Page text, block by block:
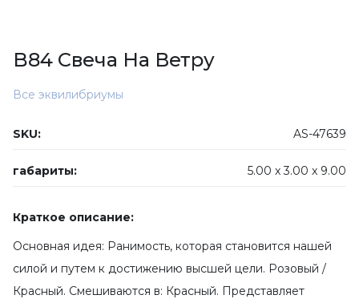
B84 Свеча На Ветру
Все эквилибриумы
SKU: AS-47639
габариты: 5.00 x3.00 x 9.00
Краткое описание:
Основная идея: Ранимость, которая становится нашей
силой и путем к достижению высшей цели. Розовый /
Красный. Смешиваются в: Красный. Представляет